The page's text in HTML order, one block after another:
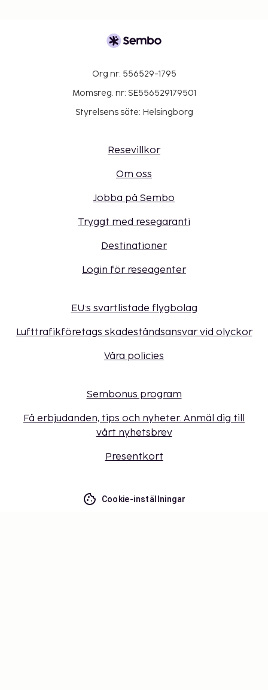
Org nr: 556529-1795
Momsreg. nr: SE556529179501
Styrelsens säte: Helsingborg
Resevillkor
Om oss
Jobba på Sembo
Tryggt med resegaranti
Destinationer
Login för reseagenter
EU:s svartlistade flygbolag
Lufttrafikföretags skadeståndsansvar vid olyckor
Våra policies
Sembonus program
Få erbjudanden, tips och nyheter. Anmäl dig till
vårt nyhetsbrev
Presentkort
Cookie-inställningar